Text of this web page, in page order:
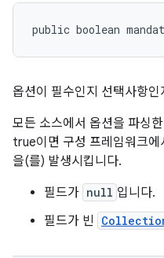
public boolean
옵션이 필수인지 선택사항
모든 소스에서 옵션을 파싱
true이면 구성 프레임워크에
을(를) 발생시킵니다.
필드가 null 입니다.
필드가 빈